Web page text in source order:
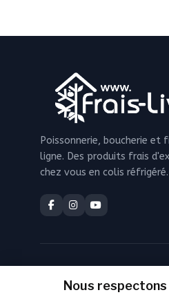
Poissonnerie, boucherie et
ligne. Des produits frais
chez vous en colis réfrigéré.
Nous